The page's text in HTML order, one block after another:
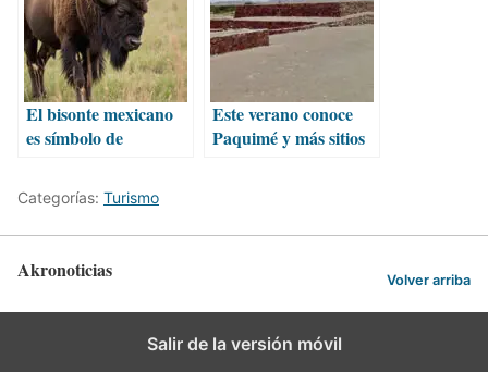
El bisonte mexicano
es símbolo de
cultural
Este verano conoce
Paquimé y más sitios
Categorías: Turismo
Akronoticias Volver arriba
Salir de la versión móvil